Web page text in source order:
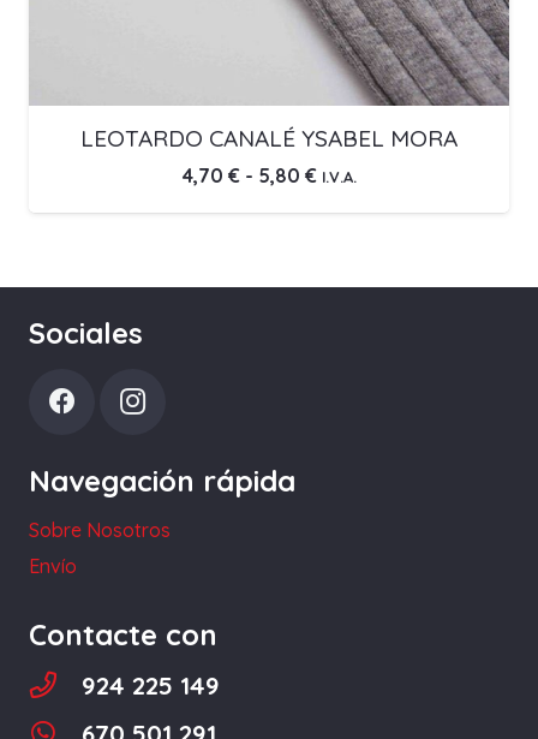
LEOTARDO CANALÉ YSABEL MORA
4,70 € - 5,80 €Rango
de
I.V.A.
Sociales
Navegación rápida
Sobre Nosotros
Envío
Contacte con
924 225 149